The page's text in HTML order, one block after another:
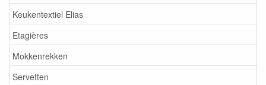
Keukentextiel Elias
Etagières
Mokkenrekken
Servetten